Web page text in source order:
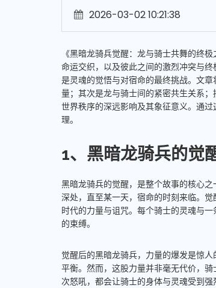
2026-03-02 10:21:38
《黑暗龙骑兵觉醒：龙与骑士共舞的终
命运交织，以及彼此之间的激烈冲突与
是灵魂的觉悟与对宿命的最终挑战。文
量；其次是龙与骑士间的紧密共生关系
世界秩序的深远影响及其象征意义。通
理。
1、黑暗龙骑兵的觉
黑暗龙骑兵的觉醒，是整个故事的核心
深处，直至某一天，宿命的时刻来临。
时代的力量与诅咒。每个骑士的灵魂与
的束缚。
觉醒后的黑暗龙骑兵，力量的爆发是惊
平衡。然而，这股力量并非毫无代价，
次怒吼，都会让骑士的身体与灵魂受到